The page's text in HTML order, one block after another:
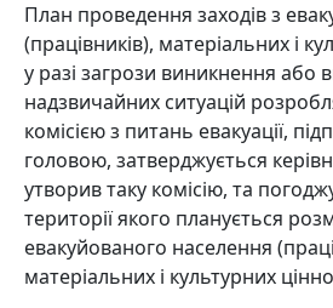
План проведення заходів з
(працівників), матеріальних і
у разі загрози виникнення або
надзвичайних ситуацій
комісією з питань евакуації,
головою, затверджується
утворив таку комісію, та
території якого планується
евакуйованого населення
матеріальних і культурних